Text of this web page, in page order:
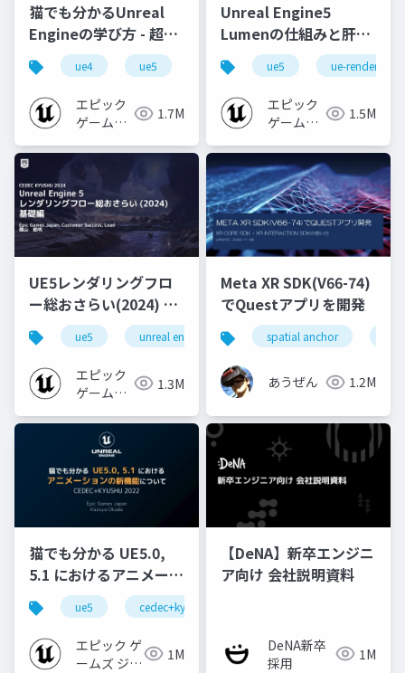
猫でも分かるUnreal
Engineの学び方 - 超初
心者向け編 - 2023 v1.0
ue4 ue5 ue-beginner
エピック
ゲームズ
1.7M
Unreal Engine5
Lumenの仕組みと肝心
なところ
ue5 ue-rendering
エピック
ゲームズ
1.5M
UE5レンダリングフロ
ー総おさらい(2024) 基
礎編！
[CEDEC+KYUSHU
2024]
ue5 unreal engine ue-rendering
エピック
ゲームズ
1.3M
Meta XR SDK(V66-74)
でQuestアプリを開発
spatial anchor
あうぜん 1.2M
猫でも分かる UE5.0,
5.1 におけるアニメーシ
ョンの新機能について
【CEDEC+KYUSHU
2022】
ue5 cedec+kyushu
エピック ゲ
ームズ ジャ
1M
【DeNA】新卒エンジニ
ア向け 会社説明資料
DeNA新卒
採用
1M